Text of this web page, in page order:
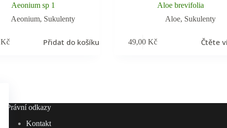
Aeonium sp 1
Aeonium, Sukulenty
Kč Přidat do košíku
Aloe brevifolia
Aloe, Sukulenty
49,00 Kč Čtěte
Právní odkazy
Kontakt